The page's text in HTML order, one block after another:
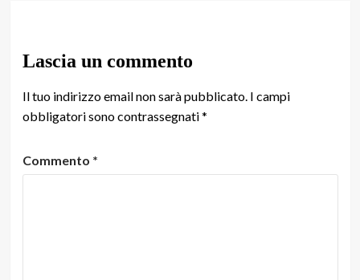
Lascia un commento
Il tuo indirizzo email non sarà pubblicato. I campi
obbligatori sono contrassegnati*
Commento *